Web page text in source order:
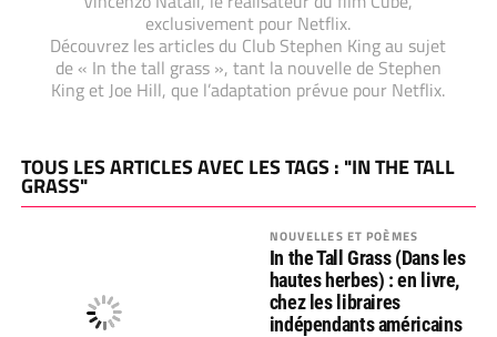
exclusivement pour Netflix.
Découvrez les articles du Club Stephen King au sujet
de « In the tall grass », tant la nouvelle de Stephen
King et Joe Hill, que l’adaptation prévue pour Netflix.
TOUS LES ARTICLES AVEC LES TAGS : "IN THE TALL
GRASS"
NOUVELLES ET POÈMES
In the Tall Grass (Dans les
hautes herbes) : en livre,
chez les libraires
indépendants américains